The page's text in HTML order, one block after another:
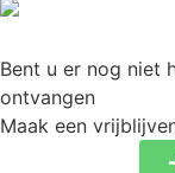
Bent u er nog niet
ontvangen
Maak een